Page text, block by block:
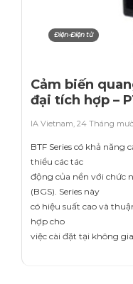
Điện-Điện tử
Cảm biến
đại tích hợp –
IA Vietnam, 24 Tháng
BTF Series có khả
thiểu các tác
động của nền với chức
(BGS). Series này
có hiệu suất cao và
hợp cho
việc cài đặt tại không